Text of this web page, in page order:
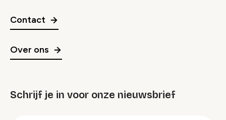
Contact
Over ons
Schrijf je in voor onze nieuwsbrief